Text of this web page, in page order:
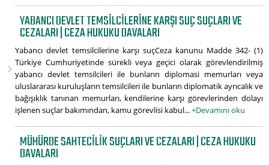
YABANCI DEVLET TEMSILCILERINE KARŞI SUÇ SUÇLARI VE
CEZALARI | CEZA HUKUKU DAVALARI
Yabancı devlet temsilcilerine karşı suçCeza kanunu Madde 342- (1)
Türkiye Cumhuriyetinde sürekli veya geçici olarak görevlendirilmiş
yabancı devlet temsilcileri ile bunların diplomasi memurları veya
uluslararası kuruluşların temsilcileri ile bunların diplomatik ayrıcalık ve
bağışıklık tanınan memurları, kendilerine karşı görevlerinden dolayı
işlenen suçlar bakımından, kamu görevlisi kabul...+Devamını oku
MÜHÜRDE SAHTECILIK SUÇLARI VE CEZALARI | CEZA HUKUKU
DAVALARI